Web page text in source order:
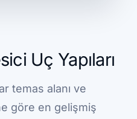
Uç Yapıları
temas alanı ve
göre en gelişmiş